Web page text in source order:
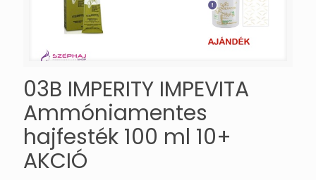
03B IMPERITY IMPEVITA
Ammóniamentes
hajfesték 100 ml 10+
AKCIÓ